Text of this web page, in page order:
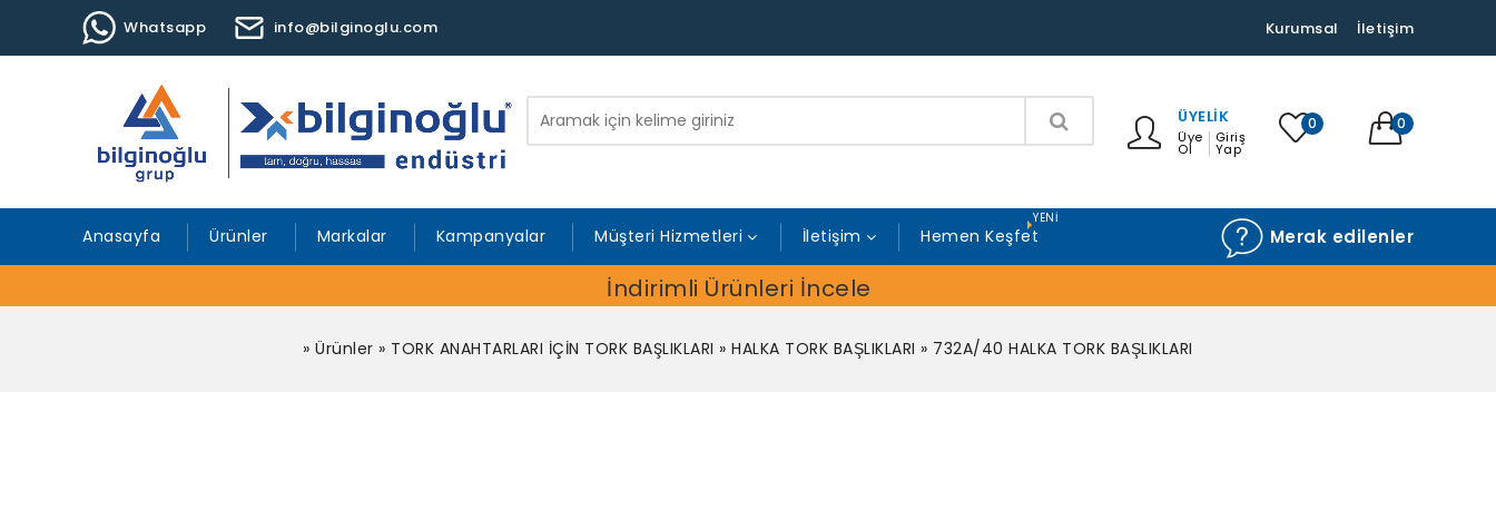
Whatsapp info@bilginoglu.com Kurumsal İletişim
ÜYELIK
Üye
Ol
Giriş
Yap
0 0
Anasayfa Ürünler Markalar Kampanyalar Müşteri Hizmetleri İletişim Hemen Keşfet
YENI
Merak edilenler
İndirimli Ürünleri İncele
»Ürünler » TORK ANAHTARLARI İÇİN TORK BAŞLIKLARI »HALKA TORK BAŞLIKLARI » 732A/40 HALKA TORK BAŞLIKLARI